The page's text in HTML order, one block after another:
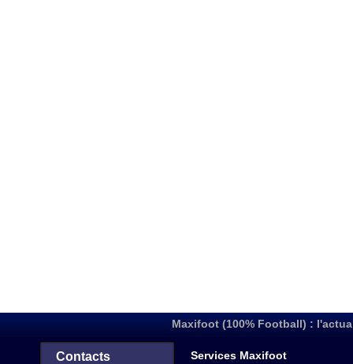
Maxifoot (100% Football) :
Contacts Services Maxifoot